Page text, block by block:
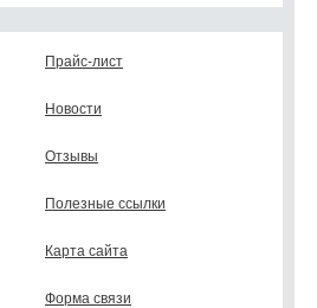
Прайс-лист
Новости
Отзывы
Полезные ссылки
Карта сайта
Форма связи